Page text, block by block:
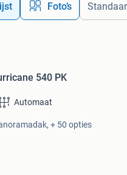
Foto’s
540 PK
Automaat
+ 50 opties